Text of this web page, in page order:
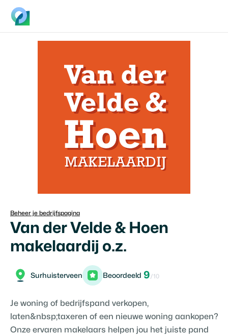
Beheer je bedrijfspagina
Van der Velde & Hoen
makelaardij o.z.
Surhuisterveen Beoordeeld 9/10
Je woning of bedrijfspand verkopen,
laten&nbsp;taxeren of een nieuwe woning aankopen?
Onze ervaren makelaars helpen jou het juiste pand